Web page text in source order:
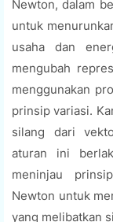
Newton, dalam
untuk
usaha dan
mengubah
menggunakan
prinsip variasi.
silang dari
aturan ini
meninjau
Newton untuk
yang melibatkan